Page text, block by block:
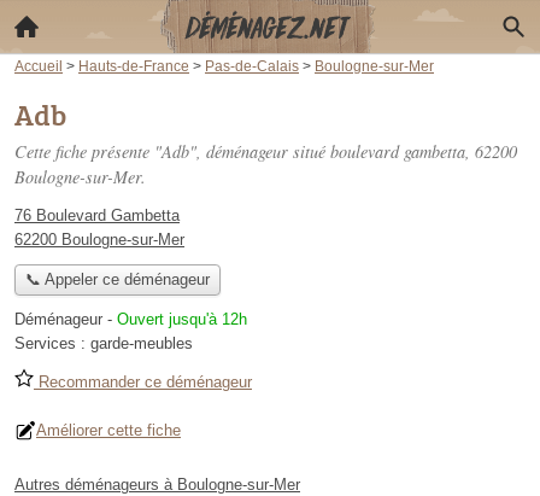
Accueil > Hauts-de-France > Pas-de-Calais > Boulogne-sur-Mer
Adb
Cette fiche présente "Adb", déménageur situé boulevard gambetta, 62200
Boulogne-sur-Mer.
76 Boulevard Gambetta
62200 Boulogne-sur-Mer
📞 Appeler ce déménageur
Déménageur - Ouvert jusqu'à 12h
Services : garde-meubles
Recommander ce déménageur
Améliorer cette fiche
Autres déménageurs à Boulogne-sur-Mer